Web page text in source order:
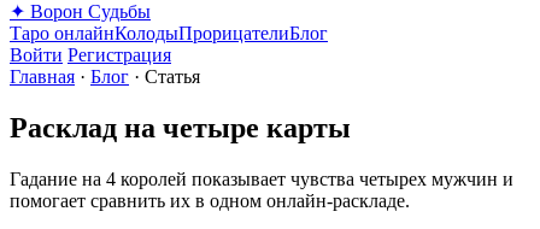
✦ Ворон Судьбы
Таро онлайнКолодыПрорицателиБлог
Войти Регистрация
Главная · Блог · Статья
Расклад на четыре карты
Гадание на 4 королей показывает чувства четырех мужчин и
помогает сравнить их в одном онлайн-раскладе.